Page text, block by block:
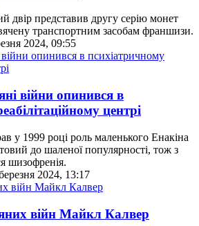
двір представив другу серію монет
транспортним засобам франшизи.
2024, 09:55
війни опинився в
центрі
у 1999 році роль маленького Енакіна
до шаленої популярності, тож з
шизофренія.
2024, 13:17
війн Майкл Калвер